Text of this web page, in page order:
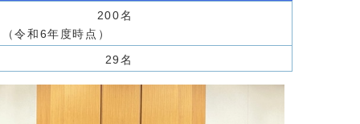
200名
（令和6年度時点）
29名